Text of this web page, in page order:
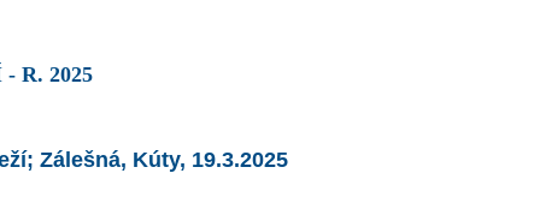
R. 2025
Zálešná, Kúty, 19.3.2025